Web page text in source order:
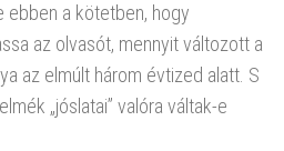
ebben a kötetben, hogy
az olvasót, mennyit változott a
az elmúlt három évtized alatt. S
„jóslatai” valóra váltak-e